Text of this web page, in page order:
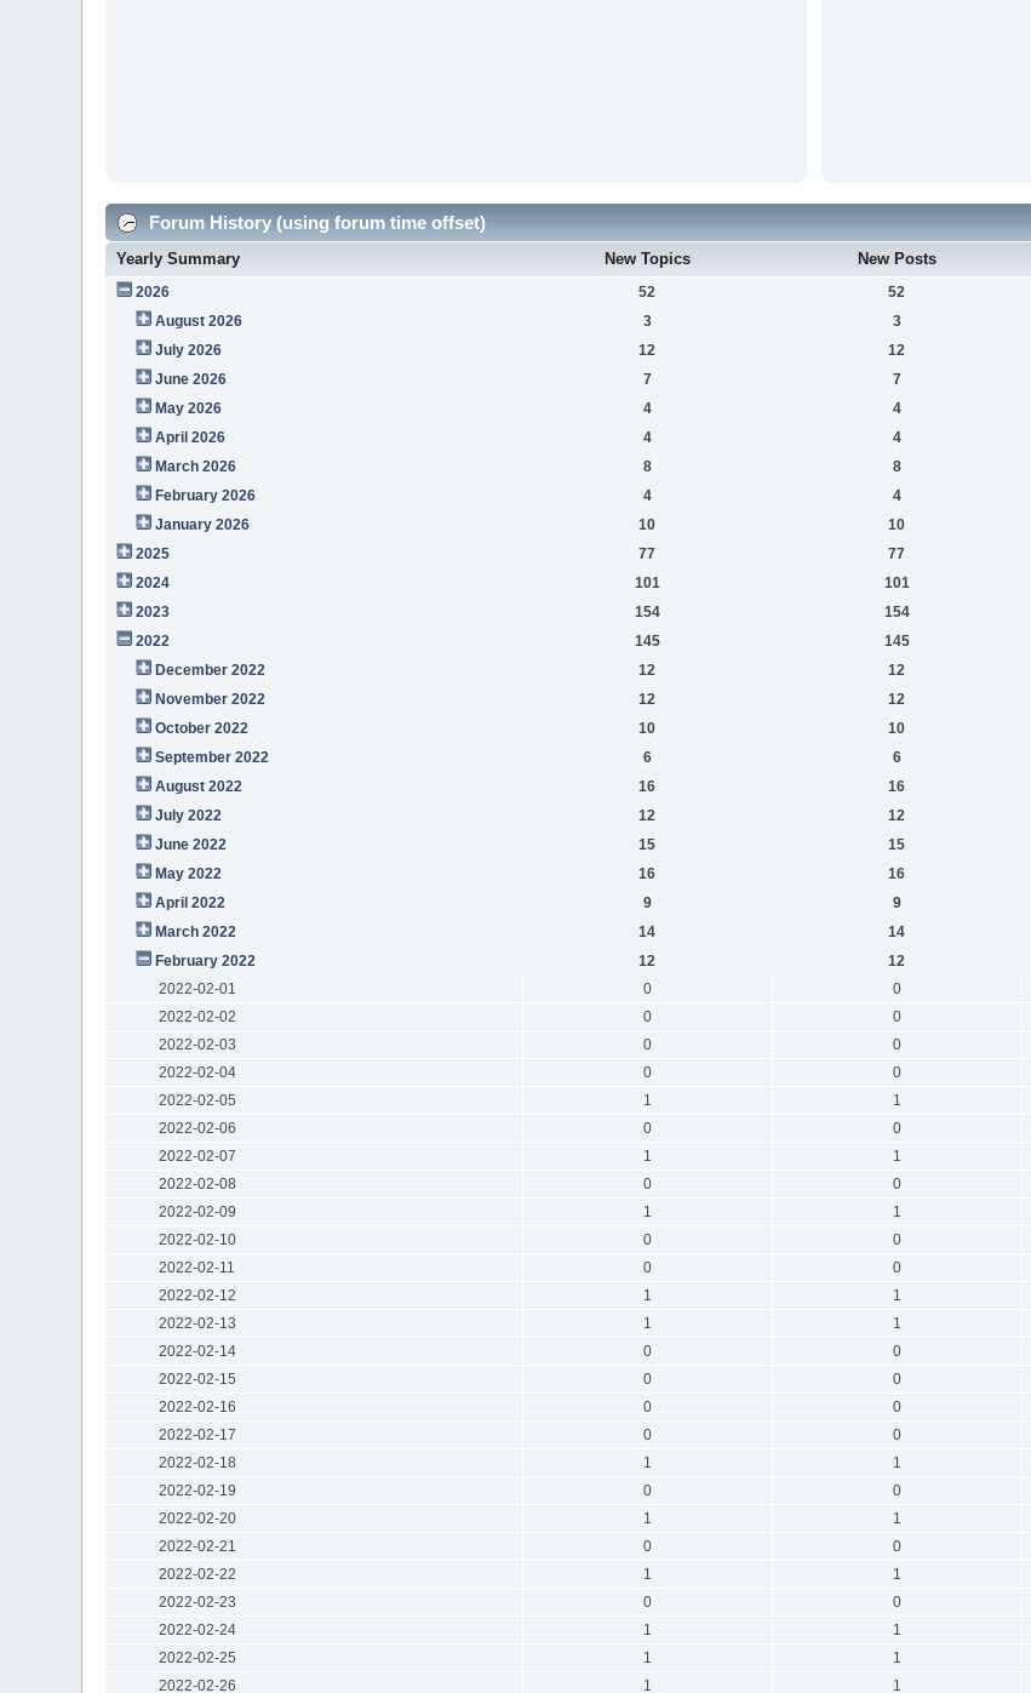
Forum History (using forum time offset)
Yearly Summary New Topics New Posts
2026 52 52
August 2026
3 3
July 2026
12 12
June 2026
7 7
May 2026
4 4
April 2026
4 4
March 2026
8 8
February 2026
4 4
January 2026
10 10
2025
77 77
2024
101 101
2023
154 154
2022
145 145
December 2022
12 12
November 2022
12 12
October 2022
10 10
September 2022
6 6
August 2022
16 16
July 2022
12 12
June 2022
15 15
May 2022
16 16
April 2022
9 9
March 2022
14 14
February 2022
12 12
2022-02-01
0 0
2022-02-02
0 0
2022-02-03
0 0
2022-02-04
0 0
2022-02-05
1 1
2022-02-06
0 0
2022-02-07
1 1
2022-02-08
0 0
2022-02-09
1 1
2022-02-10
0 0
2022-02-11
0 0
2022-02-12
1 1
2022-02-13
1 1
2022-02-14
0 0
2022-02-15
0 0
2022-02-16
0 0
2022-02-17
0 0
2022-02-18
1 1
2022-02-19
0 0
2022-02-20
1 1
2022-02-21
0 0
2022-02-22
1 1
2022-02-23
0 0
2022-02-24
1 1
2022-02-25
1 1
2022-02-26
1 1